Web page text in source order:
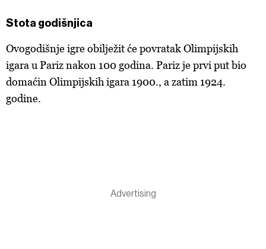
Stota godišnjica
Ovogodišnje igre obilježit će povratak Olimpijskih
igara u Pariz nakon 100 godina. Pariz je prvi put bio
domaćin Olimpijskih igara 1900., a zatim 1924.
godine.